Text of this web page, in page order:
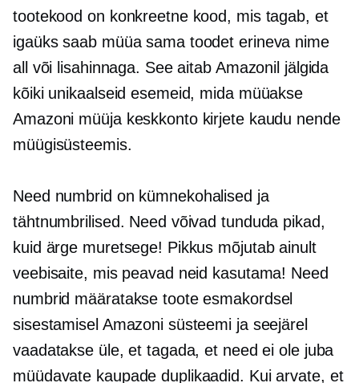
tootekood on konkreetne kood, mis tagab, et
igaüks saab müüa sama toodet erineva nime
all või lisahinnaga. See aitab Amazonil jälgida
kõiki unikaalseid esemeid, mida müüakse
Amazoni müüja keskkonto kirjete kaudu nende
müügisüsteemis.
Need numbrid on kümnekohalised ja
tähtnumbrilised. Need võivad tunduda pikad,
kuid ärge muretsege! Pikkus mõjutab ainult
veebisaite, mis peavad neid kasutama! Need
numbrid määratakse toote esmakordsel
sisestamisel Amazoni süsteemi ja seejärel
vaadatakse üle, et tagada, et need ei ole juba
müüdavate kaupade duplikaadid. Kui arvate, et